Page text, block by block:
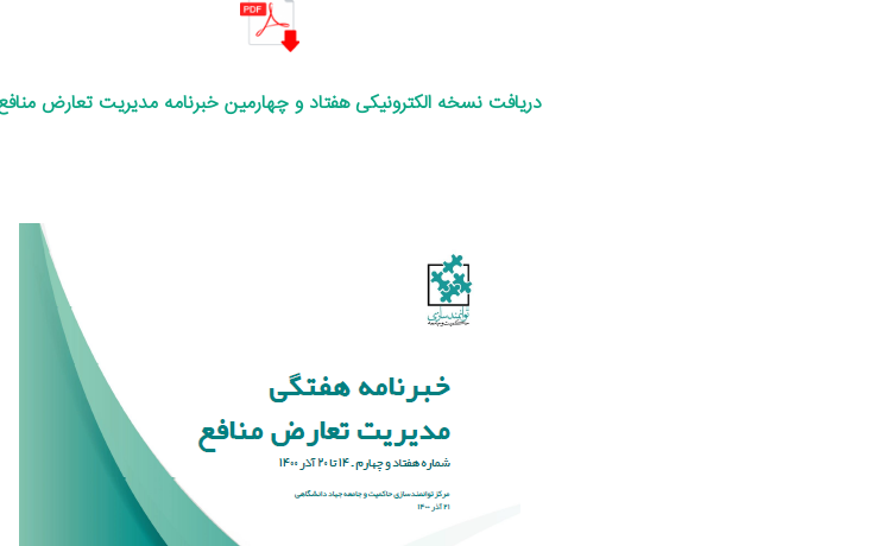
دریافت نسخه الکترونیکی هفتاد و چهارمینخبرنامه مدیریت تعارض